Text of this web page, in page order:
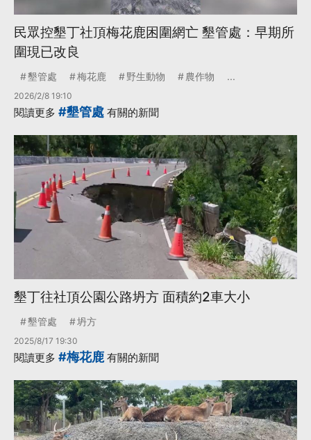
民眾控墾丁社頂梅花鹿困圍網亡 墾管處：早期所
圍現已改良
墾管處 梅花鹿 野生動物 農作物 ...
2026/2/8 19:10
閱讀更多 #墾管處 有關的新聞
墾丁往社頂公園公路坍方 面積約2車大小
墾管處 坍方
2025/8/17 19:30
閱讀更多 #梅花鹿 有關的新聞